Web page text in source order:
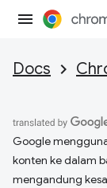
Docs
Google
konten ke dalam
mengandung